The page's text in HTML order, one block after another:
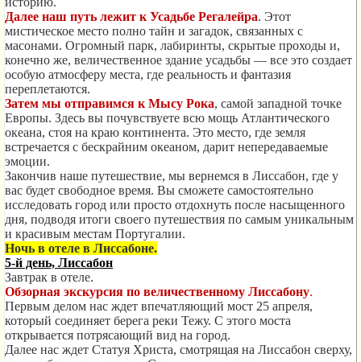
Далее наш путь лежит к Усадьбе Регалейра. Этот
мистическое место полно тайн и загадок, связанных с
масонами. Огромный парк, лабиринты, скрытые проходы и,
конечно же, величественное здание усадьбы — все это создает
особую атмосферу места, где реальность и фантазия
переплетаются.
Затем мы отправимся к Мысу Рока, самой западной точке
Европы. Здесь вы почувствуете всю мощь Атлантического
океана, стоя на краю континента. Это место, где земля
встречается с бескрайним океаном, дарит непередаваемые
эмоции.
Закончив наше путешествие, мы вернемся в Лиссабон, где у
вас будет свободное время. Вы сможете самостоятельно
исследовать город или просто отдохнуть после насыщенного
дня, подводя итоги своего путешествия по самым уникальным
и красивым местам Португалии.
Ночь в отеле в Лиссабоне.
5-й день, Лиссабон
Завтрак в отеле.
Обзорная экскурсия по величественному Лиссабону.
Первым делом нас ждет впечатляющий мост 25 апреля,
который соединяет берега реки Тежу. С этого моста
открывается потрясающий вид на город.
Далее нас ждет Статуя Христа, смотрящая на Лиссабон сверху,